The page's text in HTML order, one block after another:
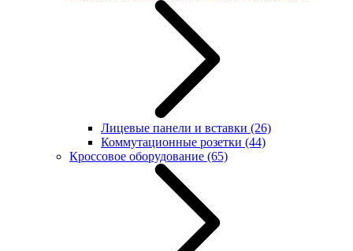
Лицевые панели и вставки (26)
Коммутационные розетки (44)
Кроссовое оборудование (65)